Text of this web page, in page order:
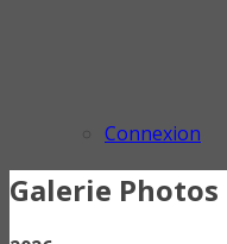
Connexion
Galerie Photos